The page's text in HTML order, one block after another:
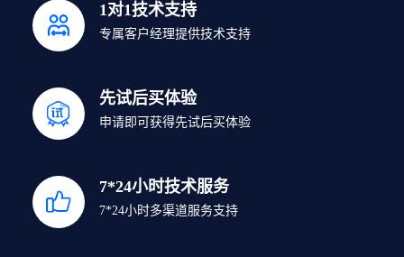
1对1技术支持
专属客户经理提供技术支持
先试后买体验
申请即可获得先试后买体验
7*24小时技术服务
7*24小时多渠道服务支持